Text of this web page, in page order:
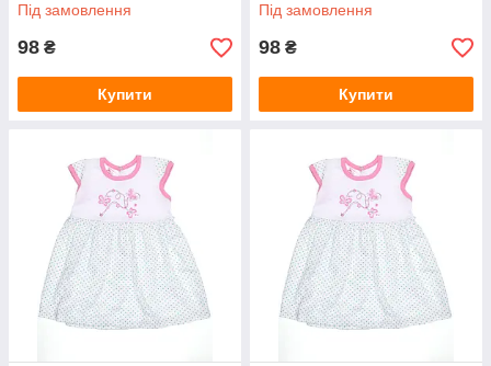
Під замовлення
98 ₴
Купити
Під замовлення
98 ₴
Купити